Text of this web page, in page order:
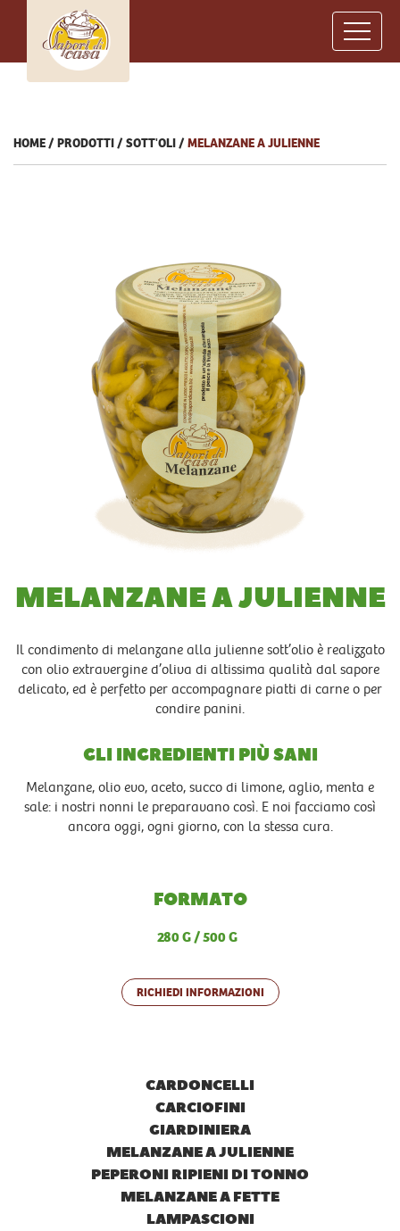
HOME PRODOTTI SOTT'OLI MELANZANE A JULIENNE
MELANZANE A JULIENNE
Il condimento di melanzane alla julienne sott’olio è realizzato
con olio extravergine d’oliva di altissima qualità dal sapore
delicato, ed è perfetto per accompagnare piatti di carne o per
condire panini.
GLI INGREDIENTI PIÙ SANI
Melanzane, olio evo, aceto, succo di limone, aglio, menta e
sale: i nostri nonni le preparavano così. E noi facciamo così
ancora oggi, ogni giorno, con la stessa cura.
FORMATO
280 G 500 G
RICHIEDI INFORMAZIONI
CARDONCELLI
CARCIOFINI
GIARDINIERA
MELANZANE A JULIENNE
PEPERONI RIPIENI DI TONNO
MELANZANE A FETTE
LAMPASCIONI